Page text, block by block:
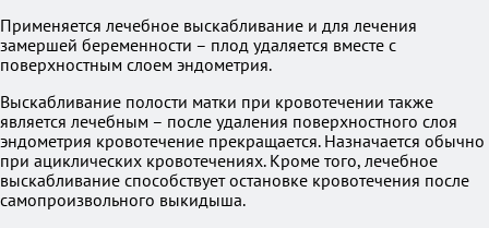
Применяется лечебное выскабливание и для лечения
замершей беременности – плод удаляется вместе с
поверхностным слоем эндометрия.
Выскабливание полости матки при кровотечении также
является лечебным – после удаления поверхностного слоя
эндометрия кровотечение прекращается. Назначается обычно
при ациклических кровотечениях. Кроме того, лечебное
выскабливание способствует остановке кровотечения после
самопроизвольного выкидыша.